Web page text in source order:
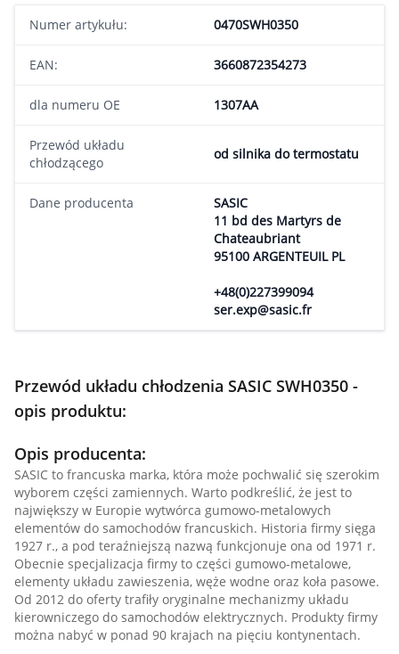
Numer artykułu: 0470SWH0350
EAN: 3660872354273
dla numeru OE 1307AA
Przewód układu
chłodzącego
od silnika do termostatu
Dane producenta
SASIC
11 bd des Martyrs de
Chateaubriant
95100 ARGENTEUIL PL
+48(0)227399094
ser.exp@sasic.fr
Przewód układu chłodzenia SASIC SWH0350 -
opis produktu:
Opis producenta:
SASIC to francuska marka, która może pochwalić się szerokim
wyborem części zamiennych. Warto podkreślić, że jest to
największy w Europie wytwórca gumowo-metalowych
elementów do samochodów francuskich. Historia firmy sięga
1927 r., a pod teraźniejszą nazwą funkcjonuje ona od 1971 r.
Obecnie specjalizacja firmy to części gumowo-metalowe,
elementy układu zawieszenia, węże wodne oraz koła pasowe.
Od 2012 do oferty trafiły oryginalne mechanizmy układu
kierowniczego do samochodów elektrycznych. Produkty firmy
można nabyć w ponad 90 krajach na pięciu kontynentach.